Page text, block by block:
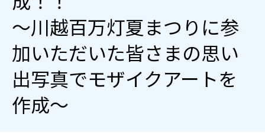
～川越百万灯夏まつりに参
加いただいた皆さまの思い
出写真でモザイクアートを
作成～